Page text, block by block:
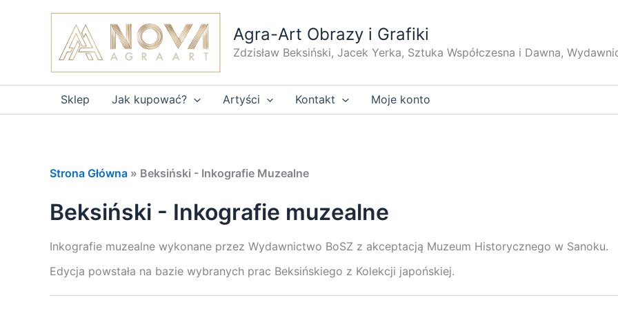
Agra-Art Obrazy i Grafiki
Zdzisław Beksiński, Jacek Yerka, Sztuka Współczesna i Dawna,
Sklep Jak kupować? Artyści Kontakt Moje konto
Strona Główna » Beksiński - Inkografie Muzealne
Beksiński - Inkografie muzealne
Inkografie muzealne wykonane przez Wydawnictwo BoSZ z akceptacją Muzeum Historycznego w Sanoku.
Edycja powstała na bazie wybranych prac Beksińskiego z Kolekcji japońskiej.